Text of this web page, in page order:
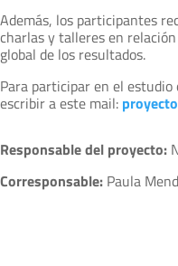
Además, los participantes
charlas y talleres en
global de los resultados.
Para participar en el
escribir a este mail:
Responsable del proyecto:
Corresponsable: Paula